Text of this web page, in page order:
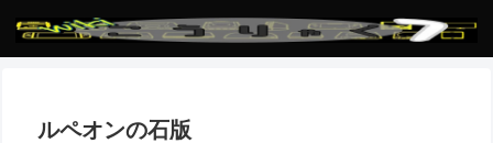
ルペオンの石版